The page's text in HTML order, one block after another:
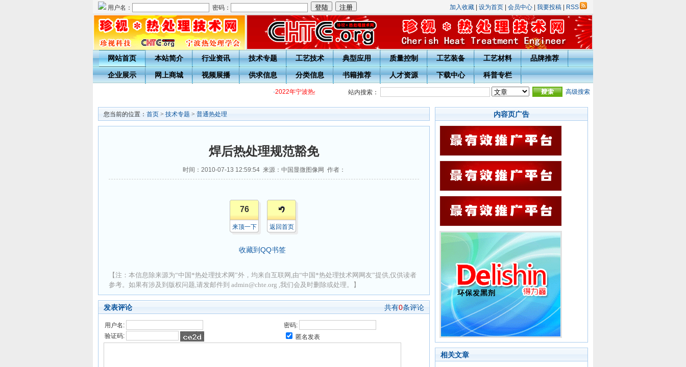
用户名： 密码： 加入收藏 设为首页 会员中心 我要投稿 RSS
网站首页 本站简介 行业资讯 技术专题 工艺技术 典型应用 质量控制 工艺装备 工艺材料 品牌推荐
企业展示 网上商城 视频展播 供求信息 分类信息 书籍推荐 人才资源 下载中心 科普专栏
2022年宁波热处理学会各级热处理工培训通知 关于开展20周年庆表彰评选活动的通知 热处理技术网投稿指南 ·宁波市热处理学会会员入会须知
站内搜索： 高级搜索
您当前的位置： 首页 > 技术专题 > 普通热处理
焊后热处理规范豁免
时间：2010-07-13 12:59:54 来源：中国显微图像网 作者：
76
来顶一下 返回首页
收藏到QQ书签
【注：本信息除来源为“中国*热处理技术网”外，均来自互联网,由“中国*热处理技术网网友”提供,仅供读者
参考。如果有涉及到版权问题,请发邮件到 admin@chte.org ,我们会及时删除或处理。】
发表评论 共有0条评论
用户名:
密码:
验证码:
匿名发表
内容页广告
相关文章